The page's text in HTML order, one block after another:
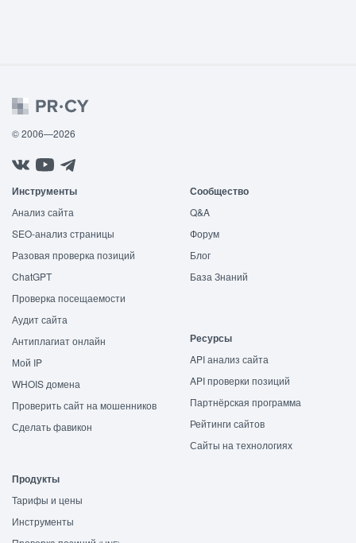
© 2006—2026
Инструменты
Анализ сайта
SEO-анализ страницы
Разовая проверка позиций
ChatGPT
Проверка посещаемости
Аудит сайта
Антиплагиат онлайн
Мой IP
WHOIS домена
Проверить сайт на мошенников
Сделать фавикон
Сообщество
Q&A
Форум
Блог
База Знаний
Ресурсы
API анализ сайта
API проверки позиций
Партнёрская программа
Рейтинги сайтов
Сайты на технологиях
Продукты
Тарифы и цены
Инструменты